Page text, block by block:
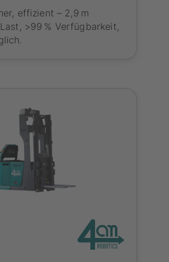
effizient – 2,9 m
>99 % Verfügbarkeit,